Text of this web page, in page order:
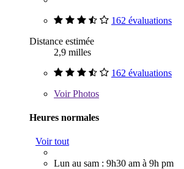
162 évaluations
Distance estimée
2,9 milles
162 évaluations
VoirPhotos
Heures normales
Voir tout
Lun au sam : 9h30 am à 9h pm